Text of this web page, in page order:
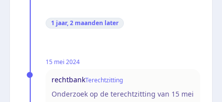
1 jaar, 2 maanden later
15 mei 2024
rechtbankTerechtzitting
Onderzoek op de terechtzitting van 15 mei